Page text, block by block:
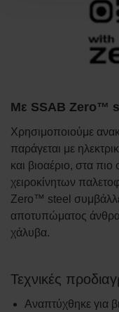
Με SSAB Zero™
Χρησιμοποιούμε
παράγεται με
και βιοαέριο, στα
χειροκίνητων
Zero™ steel
αποτυπώματος
χάλυβα.
Τεχνικές
Αναπτύχθηκε για